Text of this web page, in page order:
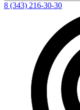
8 (343) 216-30-30